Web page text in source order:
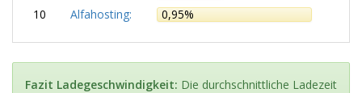
10
Alfahosting: 0,95%
Fazit Ladegeschwindigkeit: Die durchschnittliche Ladezeit